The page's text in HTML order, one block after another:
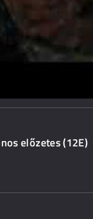
előzetes (12E)